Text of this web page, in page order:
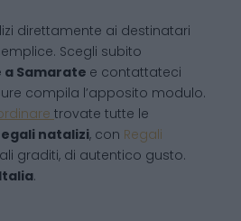
direttamente ai destinatari
Scegli subito
a Samarate e contattateci
compila l’apposito modulo.
trovate tutte le
natalizi, con Regali
graditi, di autentico gusto.
.